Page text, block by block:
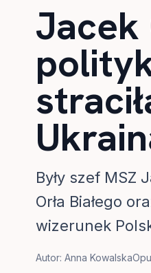
Były szef MSZ
Orła Białego
wizerunek
Autor: Anna Kowalska